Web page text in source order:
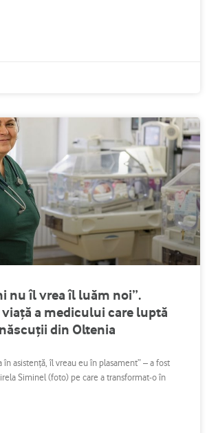
nu îl vrea îl luăm noi”.
viață a medicului care luptă
din Oltenia
în asistență, îl vreau eu în plasament” – a fost
Siminel (foto) pe care a transformat-o în